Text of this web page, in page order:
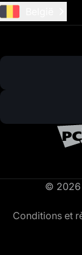
© 2026
Conditions et